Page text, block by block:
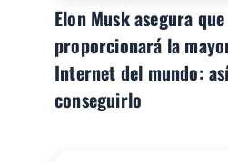
Elon Musk asegura
proporcionará la
Internet del mundo:
conseguirlo